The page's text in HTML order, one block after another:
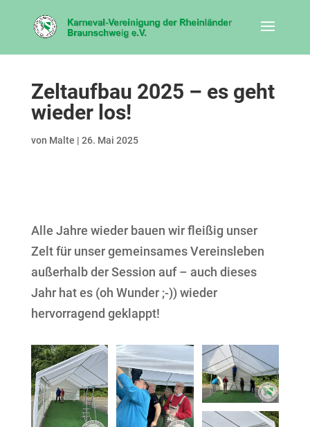
Zeltaufbau 2025 – es geht
wieder los!
von Malte | 26. Mai 2025
Alle Jahre wieder bauen wir fleißig unser
Zelt für unser gemeinsames Vereinsleben
außerhalb der Session auf – auch dieses
Jahr hat es (oh Wunder ;-)) wieder
hervorragend geklappt!